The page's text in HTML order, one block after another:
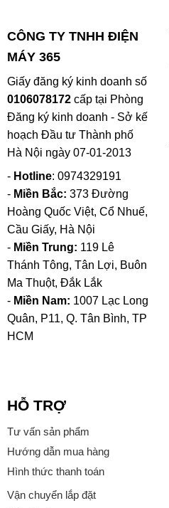
CÔNG TY TNHH ĐIỆN
MÁY 365
Giấy đăng ký kinh doanh số
0106078172cấp tại Phòng
Đăng ký kinh doanh - Sở kế
hoạch Đầu tư Thành phố
Hà Nội ngày 07-01-2013
- Hotline: 0974329191
- Miền Bắc: 373 Đường
Hoàng Quốc Việt, Cổ Nhuế,
Cầu Giấy, Hà Nội
- Miền Trung: 119 Lê
Thánh Tông, Tân Lợi, Buôn
Ma Thuột, Đắk Lắk
- Miền Nam: 1007 Lạc Long
Quân, P11, Q. Tân Bình, TP
HCM
HỖ TRỢ
Tư vấn sản phẩm
Hướng dẫn mua hàng
Hình thức thanh toán
Vận chuyển lắp đặt